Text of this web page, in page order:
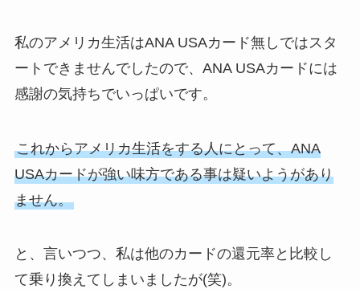
私のアメリカ生活はANA USAカード無しではスタ
ートできませんでしたので、ANA USAカードには
感謝の気持ちでいっぱいです。
これからアメリカ生活をする人にとって、ANA
USAカードが強い味方である事は疑いようがあり
ません。
と、言いつつ、私は他のカードの還元率と比較し
て乗り換えてしまいましたが(笑)。